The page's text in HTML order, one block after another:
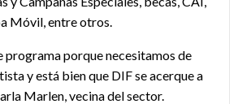
Móvil, entre otros.
programa porque necesitamos de
y está bien que DIF se acerque a
Marlen, vecina del sector.